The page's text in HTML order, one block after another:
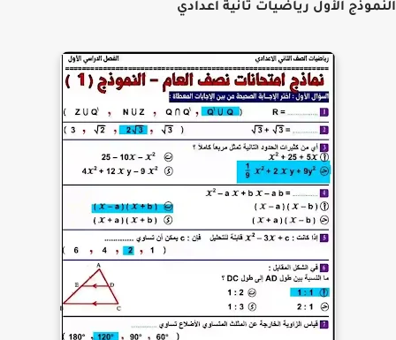
الأول رياضيات تانية اعدادي